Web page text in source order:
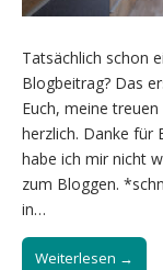
Tatsächlich schon
Blogbeitrag? Das
Euch, meine
herzlich. Danke für
habe ich mir nicht
zum Bloggen.
in…
Weiterlesen →